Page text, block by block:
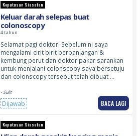
Keputusan Siasatan
Keluar darah selepas buat
colonoscopy
4 tahun
Selamat pagi doktor. Sebelum ni saya
mengalami cirit birit berpanjangan &
kembung perut dan doktor pakar sarankan
untuk menjalani colonscopy saya bersetuju
dan colonscopy tersebut telah dibuat …
- Sulit
Dijawab BACA LAGI
Keputusan Siasatan